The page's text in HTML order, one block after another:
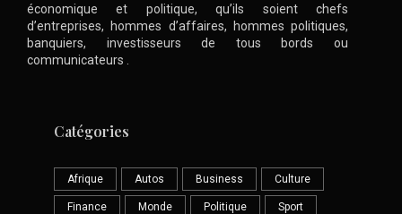
économique et politique, qu’ils soient chefs
d’entreprises, hommes d’affaires, hommes politiques,
banquiers, investisseurs de tous bords ou
communicateurs .
Catégories
Afrique Autos Business Culture
Finance Monde Politique Sport